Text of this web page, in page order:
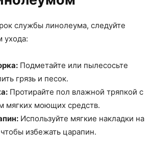
службы линолеума, следуйте
ухода:
Подметайте или пылесосьте
грязь и песок.
Протирайте пол влажной тряпкой с
мягких моющих средств.
Используйте мягкие накладки на
избежать царапин.